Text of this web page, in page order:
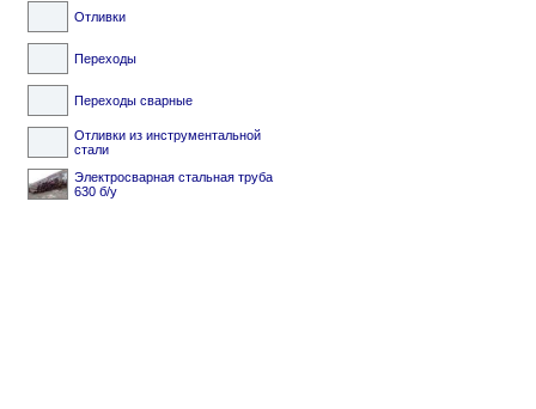
Отливки
Переходы
Переходы сварные
Отливки из инструментальной
стали
Электросварная стальная труба
630 б/у